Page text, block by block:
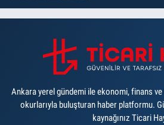
Ankara yerel gündemi ile ekonomi, finans
okurlarıyla buluşturan haber platformu.
kaynağınız Ticari